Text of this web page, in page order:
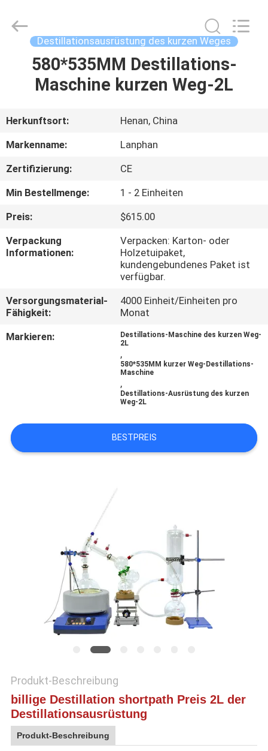
HAUS
VIDEOS
ÜBER
UNS
FABRIK-
AUSFLUG
QUALITÄTSKONTROLLE
TRETEN
VERBINDUNG
SITEMAP
DATENSCHUTZRICHTLINIE
Co.,Ltd.
Destillationsausrüstung des kurzen Weges
580*535MM Destillations-
Maschine kurzen Weg-2L
Herkunftsort:
Henan, China
Markenname:
Lanphan
Zertifizierung:
CE
Min Bestellmenge:
1 - 2 Einheiten
Preis:
$615.00
Verpackung
Informationen:
Verpacken: Karton- oder
Holzetuipaket,
kundengebundenes Paket ist
verfügbar.
Versorgungsmaterial-
Fähigkeit:
4000 Einheit/Einheiten pro
Monat
Markieren:
Destillations-Maschine des kurzen Weg-
2L
,
580*535MM kurzer Weg-Destillations-
Maschine
,
Destillations-Ausrüstung des kurzen
Weg-2L
BESTPREIS
Produkt-Beschreibung
billige Destillation shortpath Preis 2L der
Destillationsausrüstung
Produkt-Beschreibung